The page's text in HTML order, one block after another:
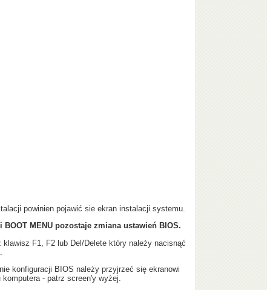
powinien pojawić sie ekran instalacji systemu.
MENU pozostaje zmiana ustawień BIOS.
F1, F2 lub Del/Delete który należy nacisnąć
konfiguracji BIOS należy przyjrzeć się ekranowi
- patrz screen'y wyżej.